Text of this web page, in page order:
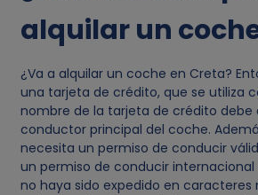
alquilar un
¿Va a alquilar un coche en Creta?
una tarjeta de crédito, que se utiliza
nombre de la tarjeta de crédito debe
conductor principal del coche.
necesita un permiso de conducir
un permiso de conducir
no haya sido expedido en caracteres
e
s
y